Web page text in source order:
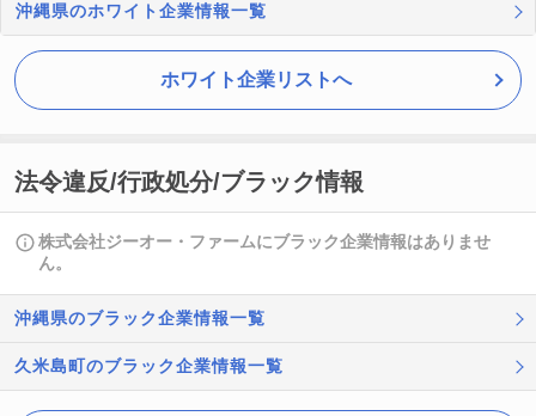
沖縄県のホワイト企業情報一覧
ホワイト企業リストへ
法令違反/行政処分/ブラック情報
株式会社ジーオー・ファームにブラック企業情報はありませ
ん。
沖縄県のブラック企業情報一覧
久米島町のブラック企業情報一覧